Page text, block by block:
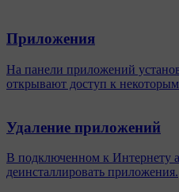
Приложения
На панели приложений
открывают доступ к
Удаление приложений
В подключенном к Интернету
деинсталлировать приложения.